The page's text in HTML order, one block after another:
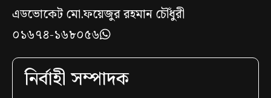
এডভোকেট মো.ফয়েজুর রহমান চৌঁধুরী
০১৬৭৪-১৬৮০৫৬
নির্বাহী সম্পাদক